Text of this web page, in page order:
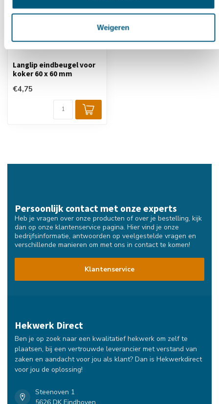
Weigeren
Langlip eindbeugel voor
koker 60 x 60 mm
€4,75
Persoonlijk contact met onze experts
Heb je vragen over onze producten of over je bestelling, kijk
dan op onze klantenservice pagina. Hier vind je onze
bedrijfsinformatie, antwoorden op veelgestelde vragen en
verschillende manieren om met ons in contact te komen!
Klantenservice
Hekwerk Direct
Ben je op zoek naar een kwalitatief hekwerk om zelf te
plaatsen, bij een vertrouwde leverancier met verstand van
zaken en aandacht voor jou als klant? Dan is Hekwerkdirect
voor jou de oplossing!
Steenoven 1